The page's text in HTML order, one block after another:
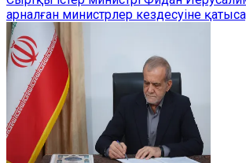
арналған министрлер кездесуіне